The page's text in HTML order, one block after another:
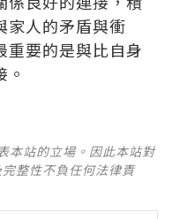
家人的矛盾與衝
重要的是與比自身
本站的立場。因此本站對
整性不負任何法律責